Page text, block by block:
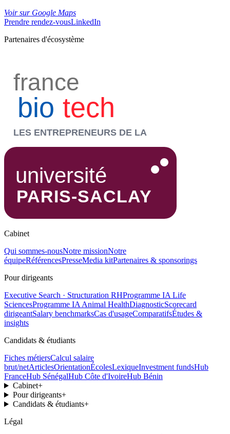
Voir sur Google Maps
Prendre rendez-vousLinkedIn
Partenaires d'écosystème
Cabinet
Qui sommes-nousNotre missionNotre
équipeRéférencesPresseMedia kitPartenaires & sponsorings
Pour dirigeants
Executive Search · Structuration RHProgramme IA Life
SciencesProgramme IA Animal HealthDiagnosticScorecard
dirigeantSalary benchmarksCas d'usageComparatifsÉtudes &
insights
Candidats & étudiants
Fiches métiersCalcul salaire
brut/netArticlesOrientationÉcolesLexiqueInvestment fundsHub
FranceHub SénégalHub Côte d'IvoireHub Bénin
Cabinet+
Pour dirigeants+
Candidats & étudiants+
Légal